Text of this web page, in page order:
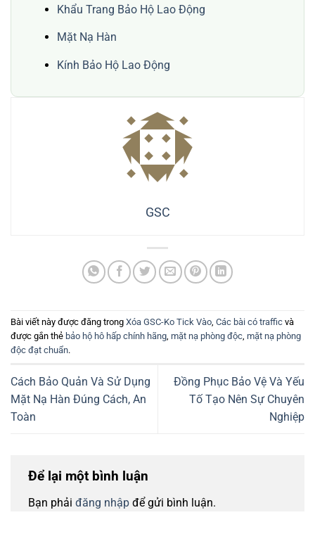
Khẩu Trang Bảo Hộ Lao Động
Mặt Nạ Hàn
Kính Bảo Hộ Lao Động
GSC
Bài viết này được đăng trong Xóa GSC-Ko Tick Vào Các bài có traffic và
được gắn thẻ bảo hộ hô hấp chính hãng mặt nạ phòng độc mặt nạ phòng
độc đạt chuẩn.
Cách Bảo Quản Và Sử Dụng
Mặt Nạ Hàn Đúng Cách, An
Toàn
Đồng Phục Bảo Vệ Và Yếu
Tố Tạo Nên Sự Chuyên
Nghiệp
Để lại một bình luận
Bạn phải đăng nhập để gửi bình luận.